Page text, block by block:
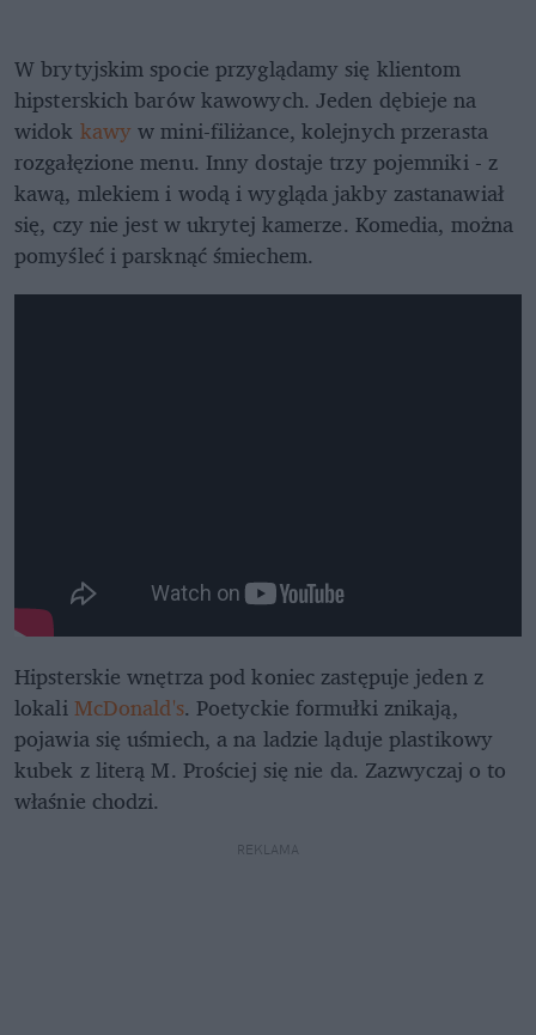
W brytyjskim spocie przyglądamy się klientom
hipsterskich barów kawowych. Jeden dębieje na
widok kawy w mini-filiżance, kolejnych przerasta
rozgałęzione menu. Inny dostaje trzy pojemniki - z
kawą, mlekiem i wodą i wygląda jakby zastanawiał
się, czy nie jest w ukrytej kamerze. Komedia, można
pomyśleć i parsknąć śmiechem.
Hipsterskie wnętrza pod koniec zastępuje jeden z
lokaliMcDonald's. Poetyckie formułki znikają,
pojawia się uśmiech, a na ladzie ląduje plastikowy
kubek z literą M. Prościej się nie da. Zazwyczaj o to
właśnie chodzi.
REKLAMA